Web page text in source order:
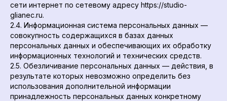
сети интернет по сетевому адресу https://studio-
glianec.ru.
2.4. Информационная система персональных данных —
совокупность содержащихся в базах данных
персональных данных и обеспечивающих их обработку
информационных технологий и технических средств.
2.5. Обезличивание персональных данных — действия, в
результате которых невозможно определить без
использования дополнительной информации
принадлежность персональных данных конкретному